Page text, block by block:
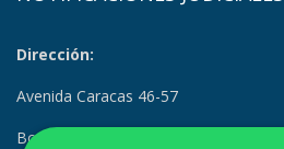
Dirección:
Avenida Caracas 46-57
Bogotá, Colombia